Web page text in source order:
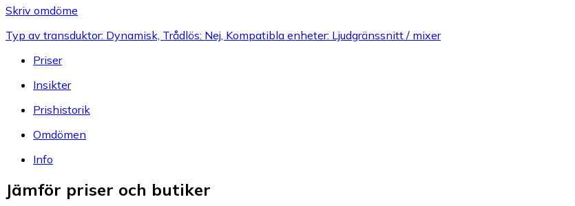
Skriv omdöme
Typ av transduktor: Dynamisk, Trådlös: Nej, Kompatibla enheter: Ljudgränssnitt / mixer
Priser
Insikter
Prishistorik
Omdömen
Info
Jämför priser och butiker